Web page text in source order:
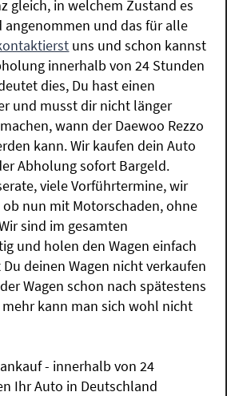
gleich, in welchem Zustand es
angenommen und das für alle
uns und schon kannst
innerhalb von 24 Stunden
dies, Du hast einen
und musst dir nicht länger
wann der Daewoo Rezzo
kann. Wir kaufen dein Auto
Abholung sofort Bargeld.
viele Vorführtermine, wir
ob nun mit Motorschaden, ohne
sind im gesamten
und holen den Wagen einfach
deinen Wagen nicht verkaufen
Wagen schon nach spätestens
kann man sich wohl nicht
- innerhalb von 24
Ihr Auto in Deutschland